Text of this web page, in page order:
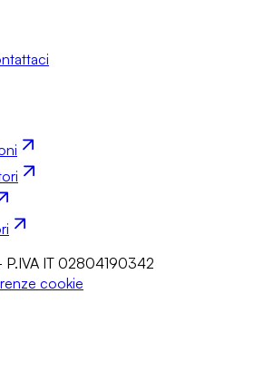
IT 02804190342
cookie